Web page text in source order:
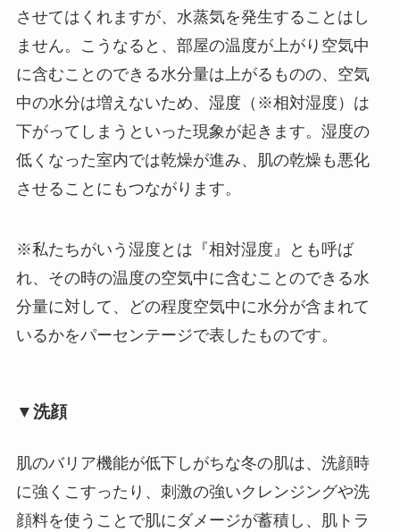
させてはくれますが、水蒸気を発生することはし
ません。こうなると、部屋の温度が上がり空気中
に含むことのできる水分量は上がるものの、空気
中の水分は増えないため、湿度（※相対湿度）は
下がってしまうといった現象が起きます。湿度の
低くなった室内では乾燥が進み、肌の乾燥も悪化
させることにもつながります。
※私たちがいう湿度とは『相対湿度』とも呼ば
れ、その時の温度の空気中に含むことのできる水
分量に対して、どの程度空気中に水分が含まれて
いるかをパーセンテージで表したものです。
▼洗顔
肌のバリア機能が低下しがちな冬の肌は、洗顔時
に強くこすったり、刺激の強いクレンジングや洗
顔料を使うことで肌にダメージが蓄積し、肌トラ